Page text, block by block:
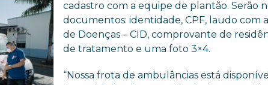
cadastrocom a equipe de plantão. Serão
documentos: identidade, CPF, laudo com
de Doenças – CID, comprovante de
de tratamento e uma foto 3×4.
“Nossa frota de ambulâncias está